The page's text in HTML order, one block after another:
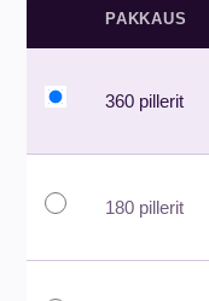
PAKKAUS
360 pillerit
180 pillerit